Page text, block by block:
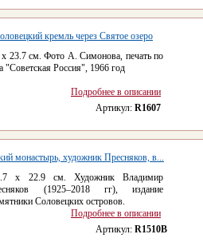
кремль через Святое озеро
23.7 см. Фото А. Симонова, печать по
"Советская Россия", 1966 год
Подробнее в описании
Артикул: R1607
монастырь, художник Пресняков, в...
x 22.9 см. Художник Владимир
(1925–2018 гг), издание
Соловецких островов.
Подробнее в описании
Артикул: R1510B